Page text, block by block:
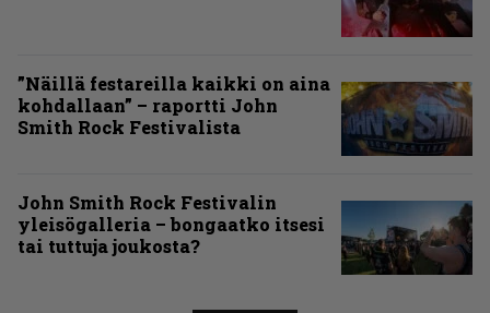
”Näillä festareilla kaikki on aina
kohdallaan” – raportti John
Smith Rock Festivalista
John Smith Rock Festivalin
yleisögalleria – bongaatko itsesi
tai tuttuja joukosta?